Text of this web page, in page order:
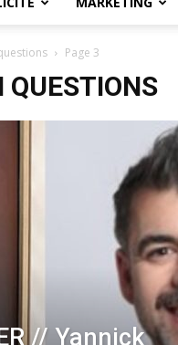
Page 3
QUESTIONS
// Yannick